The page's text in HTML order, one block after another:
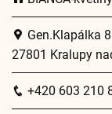
Gen.Klapálka
27801 Kralupy
+420 603 210